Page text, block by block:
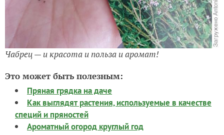
Чабрец — и красота и польза и аромат!
Это может быть полезным:
Пряная грядка на даче
Как выглядят растения, используемые в качестве
специй и пряностей
Ароматный огород круглый год